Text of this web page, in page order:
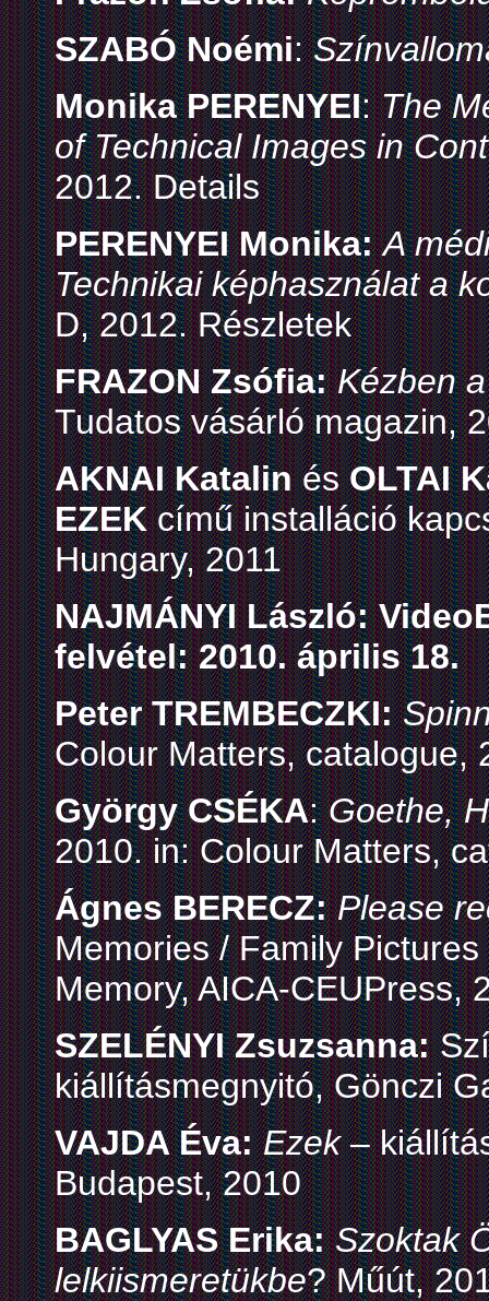
SZABÓ Noémi:
Monika PERENYEI:The
of Technical Images in
2012. Details
PERENYEI Monika:A
Technikai képhasználat a
D, 2012. Részletek
FRAZON Zsófia:Kézben
Tudatos vásárló magazin,
AKNAI KatalinésOLTAI
EZEKcímű installáció
Hungary, 2011
NAJMÁNYI László:
felvétel: 2010. április 18.
Peter TREMBECZKI:
Colour Matters, catalogue,
György CSÉKA:Goethe,
2010. in: Colour Matters,
Ágnes BERECZ: Please
Memories / Family
Memory, AICA-CEUPress,
SZELÉNYI Zsuzsanna:
kiállításmegnyitó, Gönczi
VAJDA Éva: Ezek–
Budapest, 2010
BAGLYAS Erika: Szoktak
lelkiismeretükbe? Műút,